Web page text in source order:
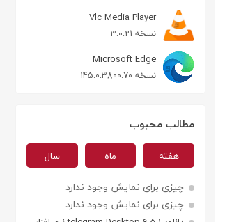
Vlc Media Player
نسخه 3.0.21
Microsoft Edge
نسخه 145.0.3800.70
مطالب محبوب
هفته ماه سال
چیزی برای نمایش وجود ندارد
چیزی برای نمایش وجود ندارد